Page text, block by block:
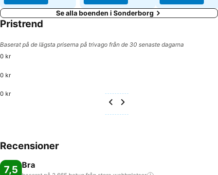
Se alla boenden i Sonderborg
Pristrend
Baserat på de lägsta priserna på trivago från de 30 senaste dagarna
0 kr
0 kr
0 kr
Recensioner
7,5 Bra